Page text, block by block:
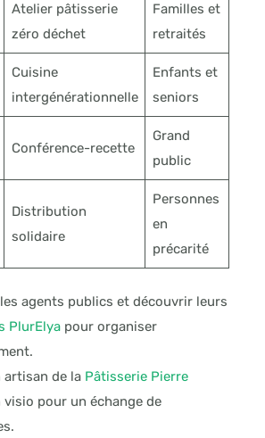
Atelier pâtisserie
zéro déchet
Familles et
retraités
Cuisine
intergénérationnelle
Enfants et
seniors
Conférence-recette
Grand
public
Distribution
solidaire
Personnes
en
précarité
agents publics et découvrir leurs
PlurElya pour organiser
artisan de la Pâtisserie Pierre
visio pour un échange de